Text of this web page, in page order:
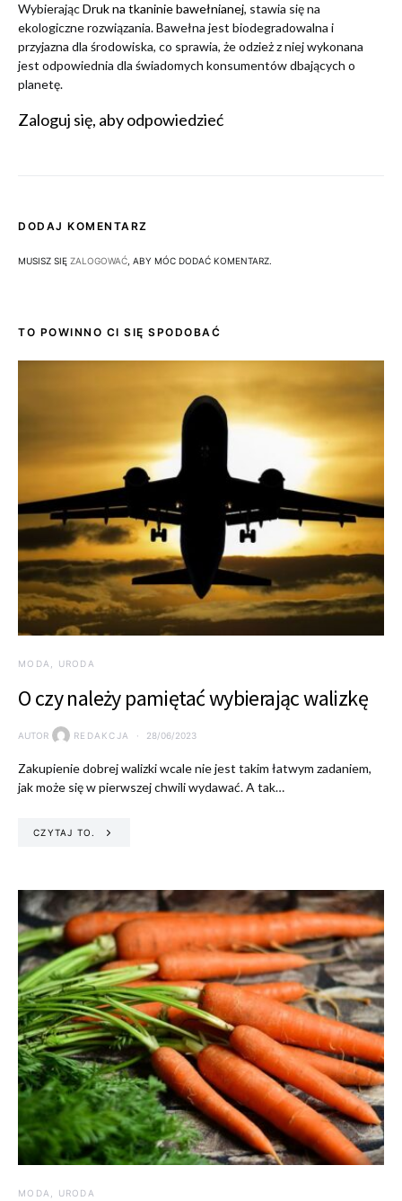
WybierającDruk na tkaninie bawełnianej, stawia się na
ekologiczne rozwiązania. Bawełna jest biodegradowalna i
przyjazna dla środowiska, co sprawia, że odzież z niej wykonana
jest odpowiednia dla świadomych konsumentów dbających o
planetę.
Zaloguj się, aby odpowiedzieć
DODAJ KOMENTARZ
MUSISZ SIĘ ZALOGOWAĆ , ABY MÓC DODAĆ KOMENTARZ.
TO POWINNO CI SIĘ SPODOBAĆ
MODA, URODA
O czy należy pamiętać wybierając walizkę
AUTOR REDAKCJA 28/06/2023
Zakupienie dobrej walizki wcale nie jest takim łatwym zadaniem,
jak może się w pierwszej chwili wydawać. A tak…
CZYTAJ TO.
MODA, URODA